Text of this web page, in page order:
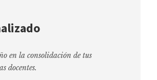
en la consolidación de tus
docentes.